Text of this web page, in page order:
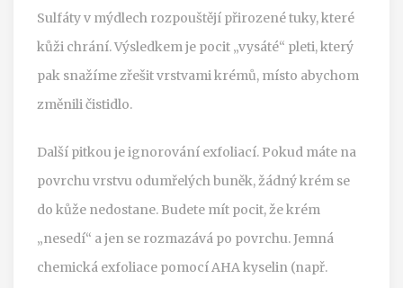
Sulfátyv mýdlech rozpouštějí přirozené tuky, které
kůži chrání. Výsledkem je pocit „vysáté“ pleti, který
pak snažíme zřešit vrstvami krémů, místo abychom
změnili čistidlo.
Další pitkou je ignorování exfoliací. Pokud máte na
povrchu vrstvu odumřelých buněk, žádný krém se
do kůže nedostane. Budete mít pocit, že krém
„nesedí“ a jen se rozmazává po povrchu. Jemná
chemická exfoliace pomocíAHA kyselin (např.